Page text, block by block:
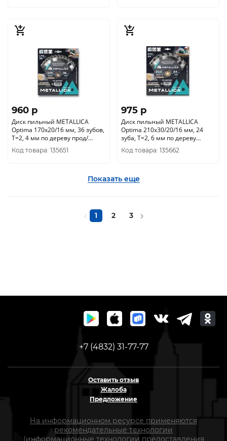
960 p
Диск пильный METALLICA
Optima 170x20/16 мм, 36 зубов,
Т=2, 4 мм по дереву прод/
поперечн, 902592
Код товара: 135651
975 p
Диск пильный METALLICA
Optima 210x30/20/16 мм, 24
зуба, Т=2, 6 мм по дереву
продольный, 902769
Код товара: 135662
Показать еще
1 2 3
+7 (4832) 31-77-77
Оставить отзыв
Жалоба
Предложение
На информационном ресурсе применяются
рекомендательные технологии
(информационные технологии предоставления